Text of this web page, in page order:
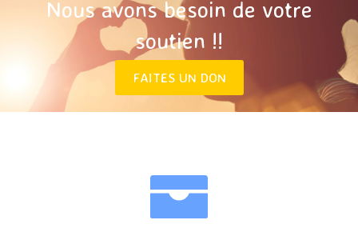
Nous avons besoin de votre
soutien !!
FAITES UN DON